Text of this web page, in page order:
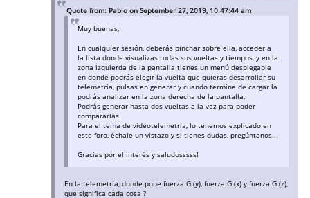
Quote from: Pablo on September 27, 2019, 10:47:44 am
Muy buenas,
En cualquier sesión, deberás pinchar sobre ella, acceder a
la lista donde visualizas todas sus vueltas y tiempos, y en la
zona izquierda de la pantalla tienes un menú desplegable
en donde podrás elegir la vuelta que quieras desarrollar su
telemetría, pulsas en generar y cuando termine de cargar la
podrás analizar en la zona derecha de la pantalla.
Podrás generar hasta dos vueltas a la vez para poder
compararlas.
Para el tema de videotelemetría, lo tenemos explicado en
este foro, échale un vistazo y si tienes dudas, pregúntanos...
Gracias por el interés y saludosssss!
En la telemetría, donde pone fuerza G (y), fuerza G (x) y fuerza G (z),
que significa cada cosa ?